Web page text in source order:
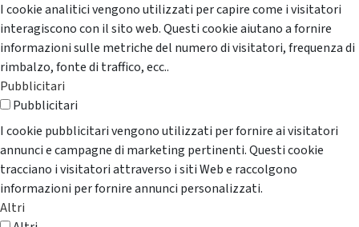
I cookie analitici vengono utilizzati per capire come i visitatori
interagiscono con il sito web. Questi cookie aiutano a fornire
informazioni sulle metriche del numero di visitatori, frequenza di
rimbalzo, fonte di traffico, ecc..
Pubblicitari
Pubblicitari
I cookie pubblicitari vengono utilizzati per fornire ai visitatori
annunci e campagne di marketing pertinenti. Questi cookie
tracciano i visitatori attraverso i siti Web e raccolgono
informazioni per fornire annunci personalizzati.
Altri